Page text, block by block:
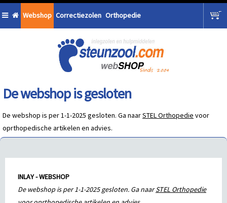
Webshop Correctiezolen Orthopedie
De webshop is gesloten
De webshop is per 1-1-2025 gesloten. Ga naarSTEL Orthopedie voor
oprthopedische artikelen en advies.
INLAY - WEBSHOP
De webshop is per 1-1-2025 gesloten. Ga naarSTEL Orthopedie